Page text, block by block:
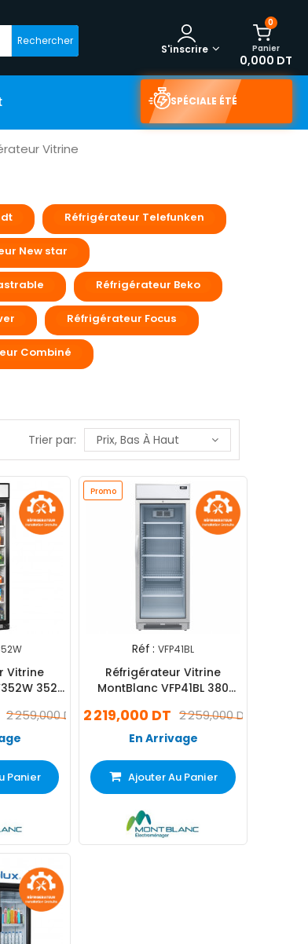
Rechercher
0
Panier
0,000 DT
S'inscrire
SPÉCIALE ÉTÉ
Vitrine
Réfrigérateur Telefunken
New star
Réfrigérateur Beko
Réfrigérateur Focus
Combiné
Trier par: Prix, Bas À Haut
Vitrine
352
2 259,000 DT
Panier
Promo
Réf : VFP41BL
Réfrigérateur Vitrine
MontBlanc VFP41BL 380
2 259,000 DT
2 219,000 DT
En Arrivage
Ajouter Au Panier